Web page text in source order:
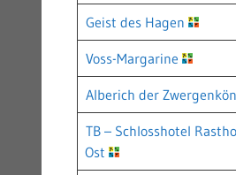
Geist des Hagen
Voss-Margarine
Alberich der
TB – Schlosshotel
Ost